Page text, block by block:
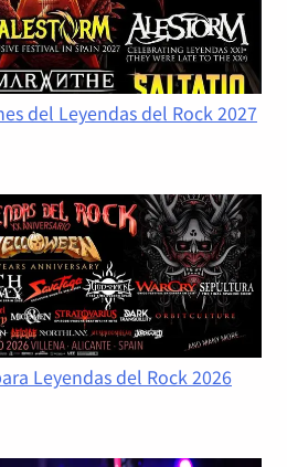
del Leyendas del Rock 2027
Leyendas del Rock 2026